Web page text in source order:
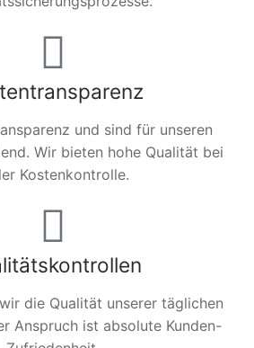
und sind für unseren
Wir bieten hohe Qualität bei
Kostenkontrolle.
die Qualität unserer täglichen
Anspruch ist absolute Kunden-